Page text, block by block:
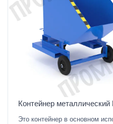
Контейнер
Это контейнер в основном